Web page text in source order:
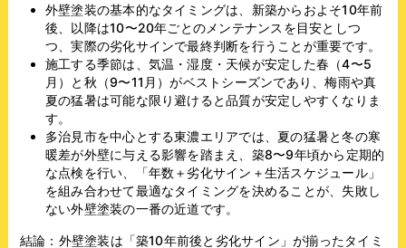
外壁塗装の基本的なタイミングは、新築からおよそ10年前
後、以降は10〜20年ごとのメンテナンスを目安としつ
つ、実際の劣化サインで最終判断を行うことが重要です。
施工する季節は、気温・湿度・天候が安定した春（4〜5
月）と秋（9〜11月）がベストシーズンであり、梅雨や真
夏の猛暑は可能な限り避けると品質が安定しやすくなりま
す。
多治見市を中心とする東濃エリアでは、夏の猛暑と冬の寒
暖差が外壁に与える影響を踏まえ、築8〜9年頃から定期的
な点検を行い、「年数＋劣化サイン＋生活スケジュール」
を組み合わせて最適なタイミングを決めることが、失敗し
ない外壁塗装の一番の近道です。
結論：外壁塗装は「築10年前後と劣化サイン」が揃ったタイミ